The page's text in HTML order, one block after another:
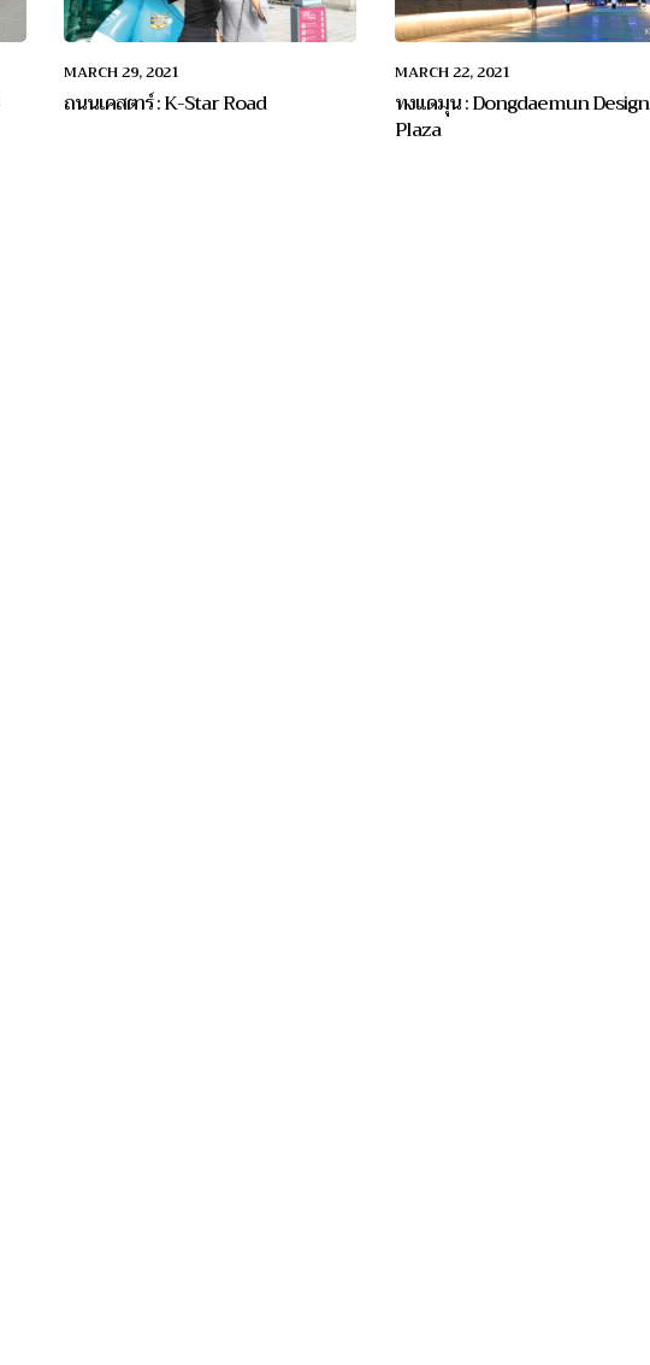
MARCH 29, 2021
ถนนเคสตาร์ : K-Star Road
MARCH 22, 2021
ทงแดมุน : Dongdaemun Design
Plaza